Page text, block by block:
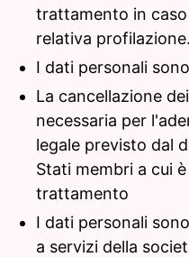
trattamento in
relativa profilazione.
I dati personali
La cancellazione
necessaria per
legale previsto dal
Stati membri a cui
trattamento
I dati personali
a servizi della